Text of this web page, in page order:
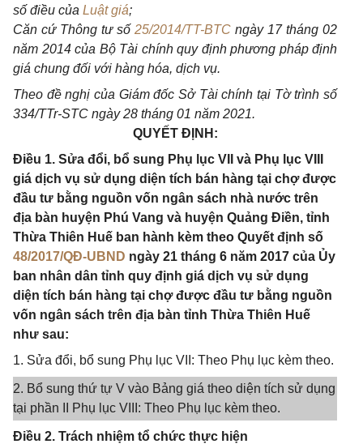
số điều của Luật giá;
Căn cứ Thông tư số 25/2014/TT-BTC ngày 17 tháng 02
năm 2014 của Bộ Tài chính quy định phương pháp định
giá chung đối với hàng hóa, dịch vụ.
Theo đề nghị của Giám đốc Sở Tài chính tại Tờ trình số
334/TTr-STC ngày 28 tháng 01 năm 2021.
QUYẾT ĐỊNH:
Điều 1. Sửa đổi, bổ sung Phụ lục VII và Phụ lục VIII
giá dịch vụ sử dụng diện tích bán hàng tại chợ được
đầu tư bằng nguồn vốn ngân sách nhà nước trên
địa bàn huyện Phú Vang và huyện Quảng Điền, tỉnh
Thừa Thiên Huế ban hành kèm theo Quyết định số
48/2017/QĐ-UBND ngày 21 tháng 6 năm 2017 của Ủy
ban nhân dân tỉnh quy định giá dịch vụ sử dụng
diện tích bán hàng tại chợ được đầu tư bằng nguồn
vốn ngân sách trên địa bàn tỉnh Thừa Thiên Huế
như sau:
1. Sửa đổi, bổ sung Phụ lục VII: Theo Phụ lục kèm theo.
2. Bổ sung thứ tự V vào Bảng giá theo diện tích sử dụng
tại phần II Phụ lục VIII: Theo Phụ lục kèm theo.
Điều 2. Trách nhiệm tổ chức thực hiện